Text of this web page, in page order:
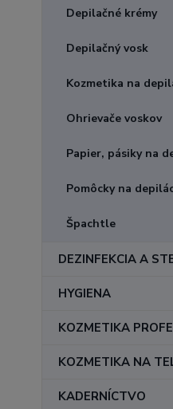
Depilačné krémy
Depilačný vosk
Kozmetika na
Ohrievače voskov
Papier, pásiky na
Pomôcky na
Špachtle
DEZINFEKCIA A
HYGIENA
KOZMETIKA
KOZMETIKA NA
KADERNÍCTVO